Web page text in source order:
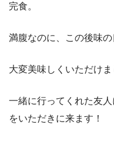
完食。
満腹なのに、この後味
大変美味しくいただけま
一緒に行ってくれた友
をいただきに来ます！